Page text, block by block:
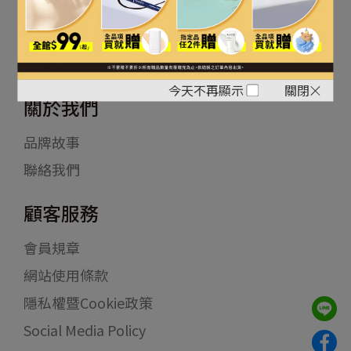
今天不再顯示 關閉
關注最新資訊
關於我們
品牌故事
聯絡我們
顧客服務
會員規章
網站使用條款
隱私權暨Cookie政策
Social Media Policy